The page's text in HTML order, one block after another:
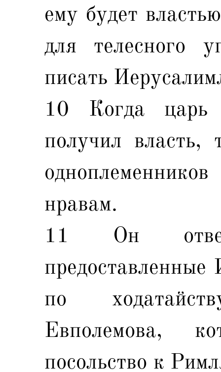
ему будет
для телесного
писать
10 Когда царь
получил власть,
нравам.
11 Он
предоставленные
по
Евполемова,
посольство к